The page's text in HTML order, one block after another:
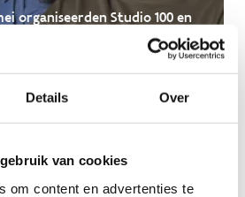
Details Over
van cookies
om content en advertenties te
organiseerden Studio 100 en
een infomoment. Ontdek hier